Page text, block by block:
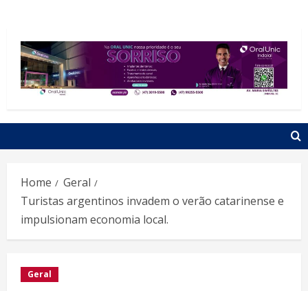
Home
Geral
Turistas argentinos invadem o verão catarinense e
impulsionam economia local.
Geral